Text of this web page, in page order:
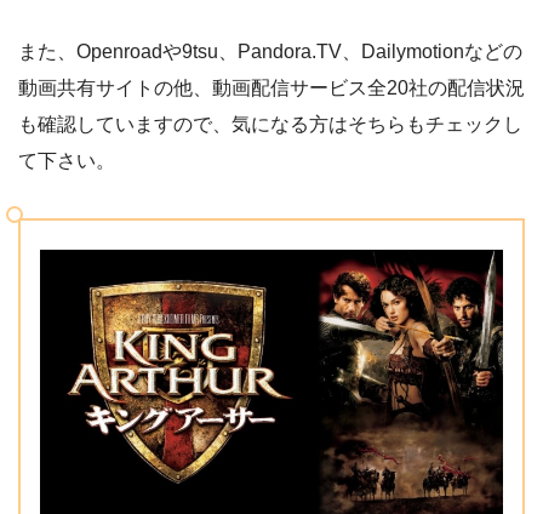
また、Openroadや9tsu、Pandora.TV、Dailymotionなどの
動画共有サイトの他、動画配信サービス全20社の配信状況
も確認していますので、気になる方はそちらもチェックし
て下さい。